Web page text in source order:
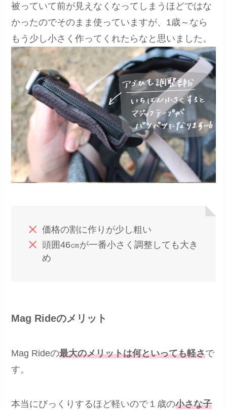
被っていて前が見えなくなってしまうほどではな
かったのでそのまま使っていますが、1歳～なら
もう少し小さく作ってくれたらなと思いました。
価格の割に作りが少し粗い
頭囲46㎝が一番小さく調整しても大き
め
Mag Rideのメリット
Mag Rideの最大のメリットは何といっても軽さで
す。
本当にびっくりするほど軽いので１歳の小さな子